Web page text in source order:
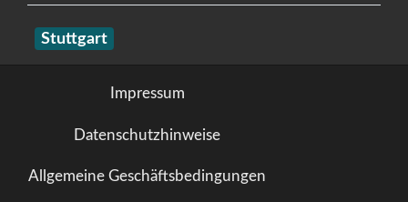
Stuttgart
Impressum
Datenschutzhinweise
Allgemeine Geschäftsbedingungen